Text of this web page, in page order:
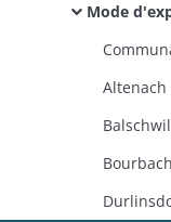
Mode d'exploitation,